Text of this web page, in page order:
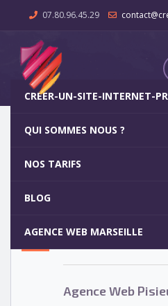
07.80.96.45.29
CREER-UN-SITE-INTERNET-
QUI SOMMES NOUS ?
NOS TARIFS
BLOG
AGENCE WEB MARSEILLE
Agence
5
Votre site internet pour
Agence Web